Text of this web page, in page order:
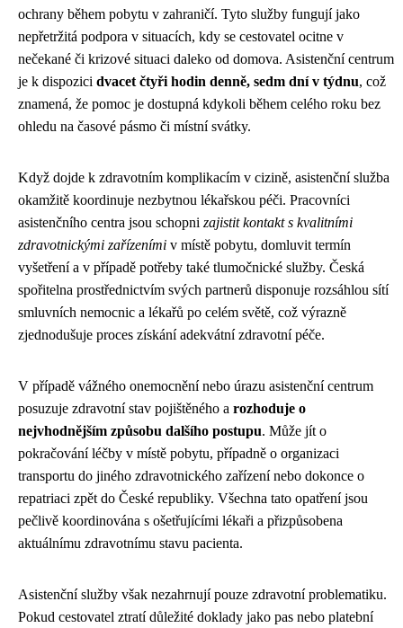
ochrany během pobytu v zahraničí. Tyto služby fungují jako
nepřetržitá podpora v situacích, kdy se cestovatel ocitne v
nečekané či krizové situaci daleko od domova. Asistenční centrum
je k dispozici dvacet čtyři hodin denně, sedm dní v týdnu, což
znamená, že pomoc je dostupná kdykoli během celého roku bez
ohledu na časové pásmo či místní svátky.
Když dojde k zdravotním komplikacím v cizině, asistenční služba
okamžitě koordinuje nezbytnou lékařskou péči. Pracovníci
asistenčního centra jsou schopni zajistit kontakt s kvalitními
zdravotnickými zařízeními v místě pobytu, domluvit termín
vyšetření a v případě potřeby také tlumočnické služby. Česká
spořitelna prostřednictvím svých partnerů disponuje rozsáhlou sítí
smluvních nemocnic a lékařů po celém světě, což výrazně
zjednodušuje proces získání adekvátní zdravotní péče.
V případě vážného onemocnění nebo úrazu asistenční centrum
posuzuje zdravotní stav pojištěného a rozhoduje o
nejvhodnějším způsobu dalšího postupu. Může jít o
pokračování léčby v místě pobytu, případně o organizaci
transportu do jiného zdravotnického zařízení nebo dokonce o
repatriaci zpět do České republiky. Všechna tato opatření jsou
pečlivě koordinována s ošetřujícími lékaři a přizpůsobena
aktuálnímu zdravotnímu stavu pacienta.
Asistenční služby však nezahrnují pouze zdravotní problematiku.
Pokud cestovatel ztratí důležité doklady jako pas nebo platební